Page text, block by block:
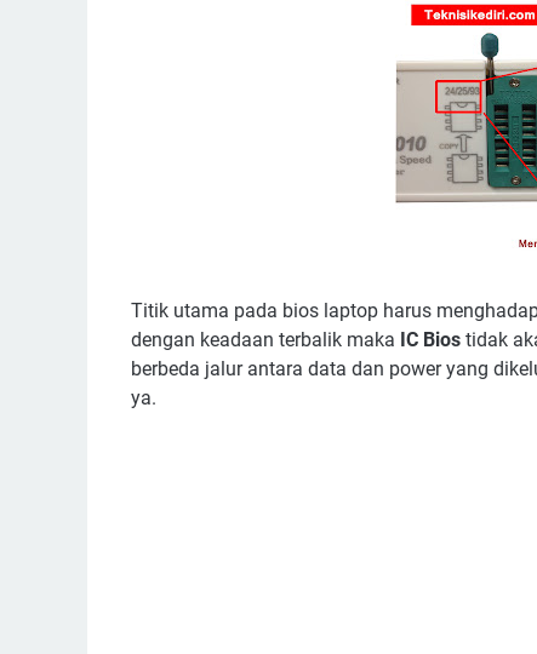
Titik utama pada bios laptop harus
dengan keadaan terbalik maka IC Bios tidak
berbeda jalur antara data dan power yang
ya.